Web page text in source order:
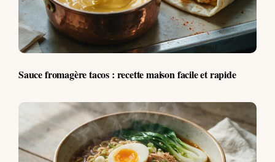
Sauce fromagère tacos : recette maison facile et rapide